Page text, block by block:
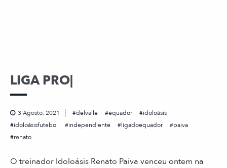
LIGA PRO|
3 Agosto, 2021 delvalle equador
idoloásis
idoloásisfutebol
independiente ligadoequador
paiva
renato
O treinador Idoloásis Renato Paiva venceu ontem na